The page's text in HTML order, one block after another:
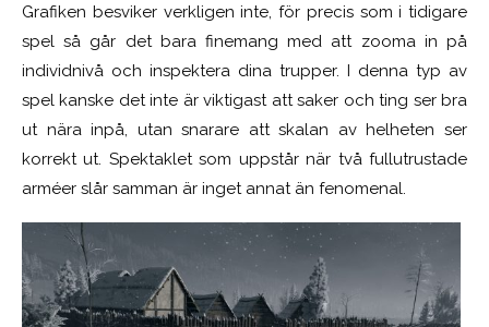
Grafiken besviker verkligen inte, för precis som i tidigare
spel så går det bara finemang med att zooma in på
individnivå och inspektera dina trupper. I denna typ av
spel kanske det inte är viktigast att saker och ting ser bra
ut nära inpå, utan snarare att skalan av helheten ser
korrekt ut. Spektaklet som uppstår när två fullutrustade
arméer slår samman är inget annat än fenomenal.